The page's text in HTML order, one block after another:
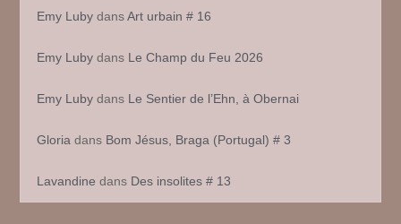
Emy Luby dansArt urbain # 16
Emy Luby dans Le Champ du Feu 2026
Emy Luby dans Le Sentier de l’Ehn, à Obernai
Gloria dans Bom Jésus, Braga (Portugal) # 3
Lavandine dans Des insolites # 13